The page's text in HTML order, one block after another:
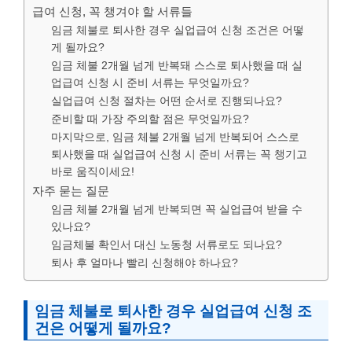
급여 신청, 꼭 챙겨야 할 서류들
임금 체불로 퇴사한 경우 실업급여 신청 조건은 어떻
게 될까요?
임금 체불 2개월 넘게 반복돼 스스로 퇴사했을 때 실
업급여 신청 시 준비 서류는 무엇일까요?
실업급여 신청 절차는 어떤 순서로 진행되나요?
준비할 때 가장 주의할 점은 무엇일까요?
마지막으로, 임금 체불 2개월 넘게 반복되어 스스로
퇴사했을 때 실업급여 신청 시 준비 서류는 꼭 챙기고
바로 움직이세요!
자주 묻는 질문
임금 체불 2개월 넘게 반복되면 꼭 실업급여 받을 수
있나요?
임금체불 확인서 대신 노동청 서류로도 되나요?
퇴사 후 얼마나 빨리 신청해야 하나요?
임금 체불로 퇴사한 경우 실업급여 신청 조
건은 어떻게 될까요?